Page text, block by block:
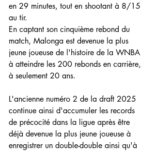
en 29 minutes, tout en shootant à 8/15
au tir.
En captant son cinquième rebond du
match, Malonga est devenue la plus
jeune joueuse de l'histoire de la WNBA
à atteindre les 200 rebonds en carrière,
à seulement 20 ans.
L'ancienne numéro 2 de la draft 2025
continue ainsi d'accumuler les records
de précocité dans la ligue après être
déjà devenue la plus jeune joueuse à
enregistrer un double-double ainsi qu'à